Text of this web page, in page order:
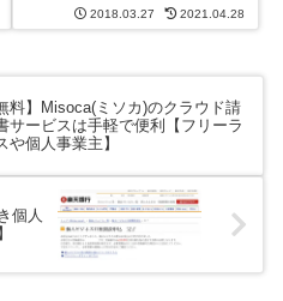
2018.03.27 2021.04.28
料】Misoca(ミソカ)のクラウド請
サービスは手軽で便利【フリーラ
や個人事業主】
個人